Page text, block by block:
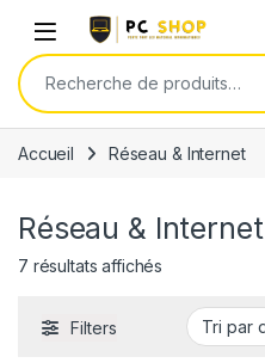
Skip to navigation
Skip to content
Recherche pour :
Accueil Réseau & Internet
Réseau & Internet
7 résultats affichés
Filters